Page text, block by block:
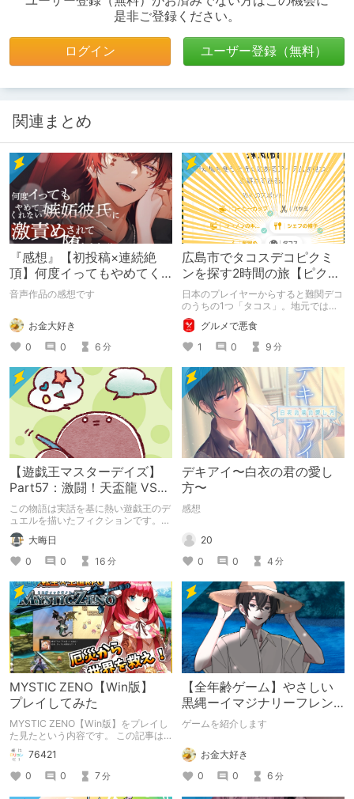
是非ご登録ください。
ログイン ユーザー登録（無料）
関連まとめ
『感想』【初投稿×連続絶
頂】何度イってもやめてく
れない嫉妬彼氏に激責めさ
音声作品の感想です
お金大好き
0
0 6 分
広島市でタコスデコピクミ
ンを探す2時間の旅【ピクミ
ンブルーム / Pikmin
Bloom】
日本のプレイヤーからすると難関デコ
のうちの1つ「タコス」。地元では見
つけられなかった男が広島で探す旅を
お送りします。ねくすと5月のテーマ
「お出かけの記録」。
グルメで悪食
1
0 9 分
【遊戯王マスターデイズ】
Part57：激闘！天盃龍 VS
千年D【架空デュエル】
この物語は実話を基に熱い遊戯王のデ
ュエルを描いたフィクションです。
（自分用メモ：2025-05-14）
大晦日
0
0 16 分
デキアイ〜白衣の君の愛し
方〜
感想
20
0
0 4 分
MYSTIC ZENO【Win版】
プレイしてみた
MYSTIC ZENO【Win版】をプレイし
た見たという内容です。 この記事は
通常のクリエイターズ記事です。
76421
0
0 7分
【全年齢ゲーム】やさしい
黒縄ーイマジナリーフレン
ドの「彼」と過ごすおぼん
ゲームを紹介します
お金大好き
0
0 6 分